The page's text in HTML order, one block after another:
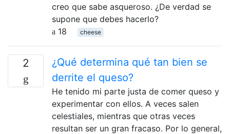
creo que sabe asqueroso. ¿De verdad se
supone que debes hacerlo?
18
cheese
2
¿Qué determina qué tan bien se
derrite el queso?
He tenido mi parte justa de comer queso y
experimentar con ellos. A veces salen
celestiales, mientras que otras veces
resultan ser un gran fracaso. Por lo general,